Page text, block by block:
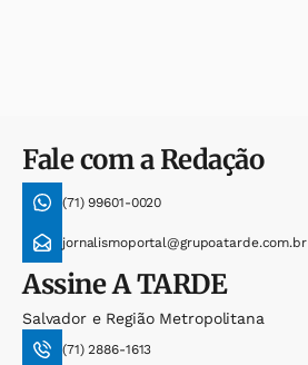
Fale com a Redação
(71) 99601-0020
jornalismoportal@grupoatarde.com.br
AssineA TARDE
Salvador e Região Metropolitana
(71) 2886-1613